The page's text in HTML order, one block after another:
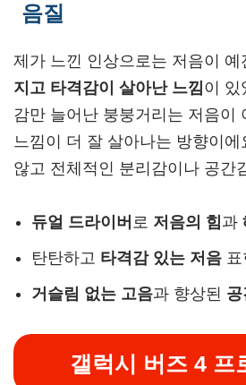
음질
제가 느낀 인상으로는 저음이 예
지고 타격감이 살아난 느낌이 있
감만 늘어난 붕붕거리는 저음이
느낌이 더 잘 살아나는 방향이에
않고 전체적인 분리감이나 공간
듀얼 드라이버 로 저음의 힘과
탄탄하고 타격감 있는 저음 표
거슬림 없는 고음과 향상된
갤럭시 버즈 4 프